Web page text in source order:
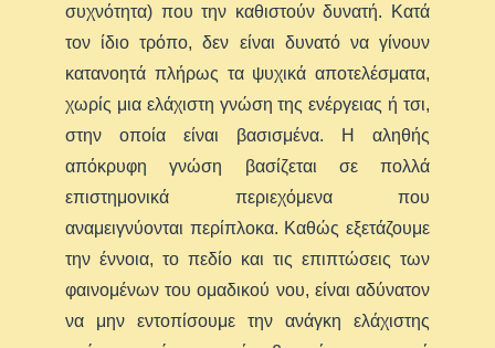
συχνότητα) που την καθιστούν δυνατή. Κατά
τον ίδιο τρόπο, δεν είναι δυνατό να γίνουν
κατανοητά πλήρως τα ψυχικά αποτελέσματα,
χωρίς μια ελάχιστη γνώση της ενέργειας ή τσι,
στην οποία είναι βασισμένα. Η αληθής
απόκρυφη γνώση βασίζεται σε πολλά
επιστημονικά περιεχόμενα που
αναμειγνύονται περίπλοκα. Καθώς εξετάζουμε
την έννοια, το πεδίο και τις επιπτώσεις των
φαινομένων του ομαδικού νου, είναι αδύνατον
να μην εντοπίσουμε την ανάγκη ελάχιστης